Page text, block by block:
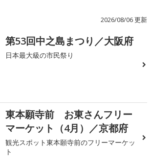
2026/08/06 更新
第53回中之島まつり／大阪府
日本最大級の市民祭り
東本願寺前 お東さんフリー
マーケット（4月）／京都府
観光スポット東本願寺前のフリーマーケッ
ト